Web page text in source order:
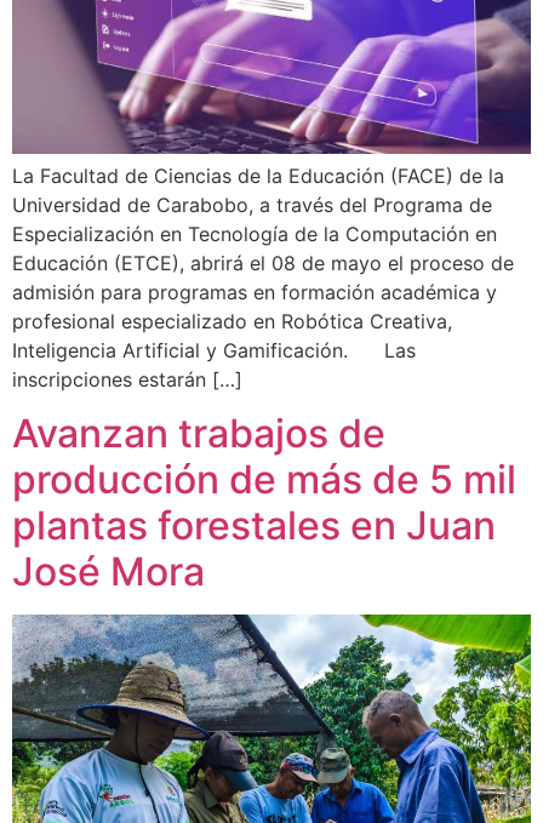
La Facultad de Ciencias de la Educación (FACE) de la
Universidad de Carabobo, a través del Programa de
Especialización en Tecnología de la Computación en
Educación (ETCE), abrirá el 08 de mayo el proceso de
admisión para programas en formación académica y
profesional especializado en Robótica Creativa,
Inteligencia Artificial y Gamificación. Las
inscripciones estarán […]
Avanzan trabajos de
producción de más de 5 mil
plantas forestales en Juan
José Mora